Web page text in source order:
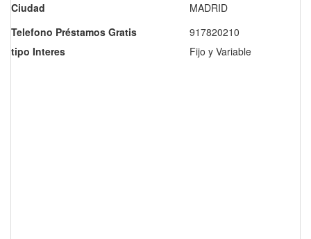
Ciudad
MADRID
Telefono Préstamos Gratis
917820210
tipo Interes
Fijo y Variable